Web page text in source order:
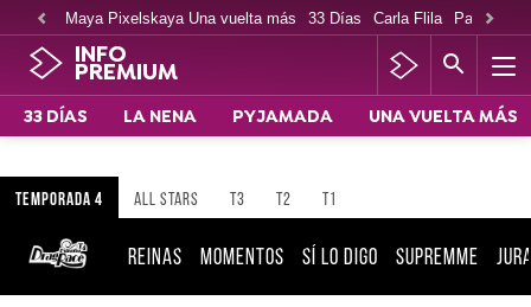
Maya Pixelskaya Una vuelta más 33 Días Carla Flila Paco
INFO
PREMIUM
33 DÍAS LA NENA PYJAMADA UNA VUELTA MÁS
TEMPORADA 4 ALL STARS T3 T2 T1
REINAS MOMENTOS SÍ LO DIGO SUPREMME